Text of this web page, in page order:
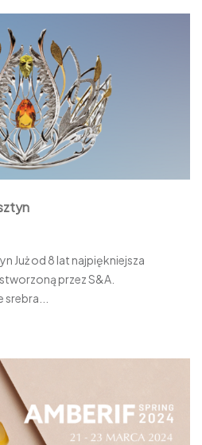
Już od 8 lat najpiękniejsza
przez S&A.